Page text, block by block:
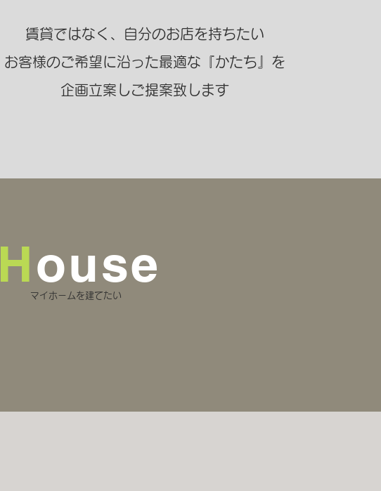
賃貸ではなく、自分のお店を持ちたい
お客様のご希望に沿った最適な『かたち』を
企画立案し ご提案致します
House
マイホームを建てたい